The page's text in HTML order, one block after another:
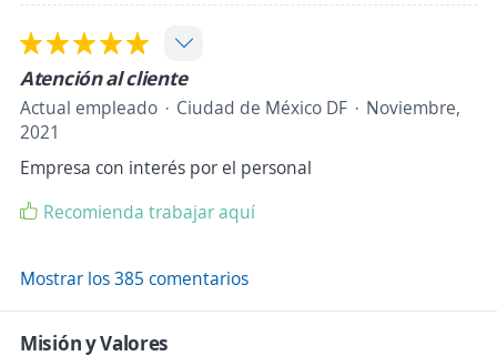
Atención al cliente
Actual empleado Ciudad de México DF
Noviembre,
2021
Empresa con interés por el personal
Recomienda trabajar aquí
Mostrar los 385 comentarios
Misión y Valores